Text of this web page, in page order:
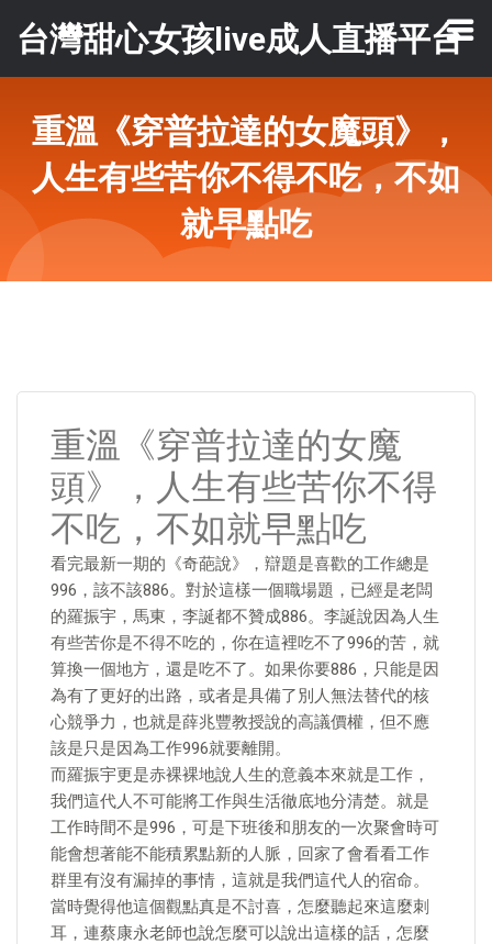
台灣甜心女孩live成人直播平台
重溫《穿普拉達的女魔頭》，
人生有些苦你不得不吃，不如
就早點吃
重溫《穿普拉達的女魔
頭》，人生有些苦你不得
不吃，不如就早點吃
看完最新一期的《奇葩說》，辯題是喜歡的工作總是
996，該不該886。對於這樣一個職場題，已經是老闆
的羅振宇，馬東，李誕都不贊成886。李誕說因為人生
有些苦你是不得不吃的，你在這裡吃不了996的苦，就
算換一個地方，還是吃不了。如果你要886，只能是因
為有了更好的出路，或者是具備了別人無法替代的核
心競爭力，也就是薛兆豐教授說的高議價權，但不應
該是只是因為工作996就要離開。
而羅振宇更是赤裸裸地說人生的意義本來就是工作，
我們這代人不可能將工作與生活徹底地分清楚。就是
工作時間不是996，可是下班後和朋友的一次聚會時可
能會想著能不能積累點新的人脈，回家了會看看工作
群里有沒有漏掉的事情，這就是我們這代人的宿命。
當時覺得他這個觀點真是不討喜，怎麼聽起來這麼刺
耳，連蔡康永老師也說怎麼可以說出這樣的話，怎麼